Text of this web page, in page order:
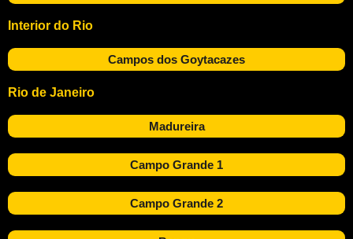
Interior do Rio
Campos dos Goytacazes
Rio de Janeiro
Madureira
Campo Grande 1
Campo Grande 2